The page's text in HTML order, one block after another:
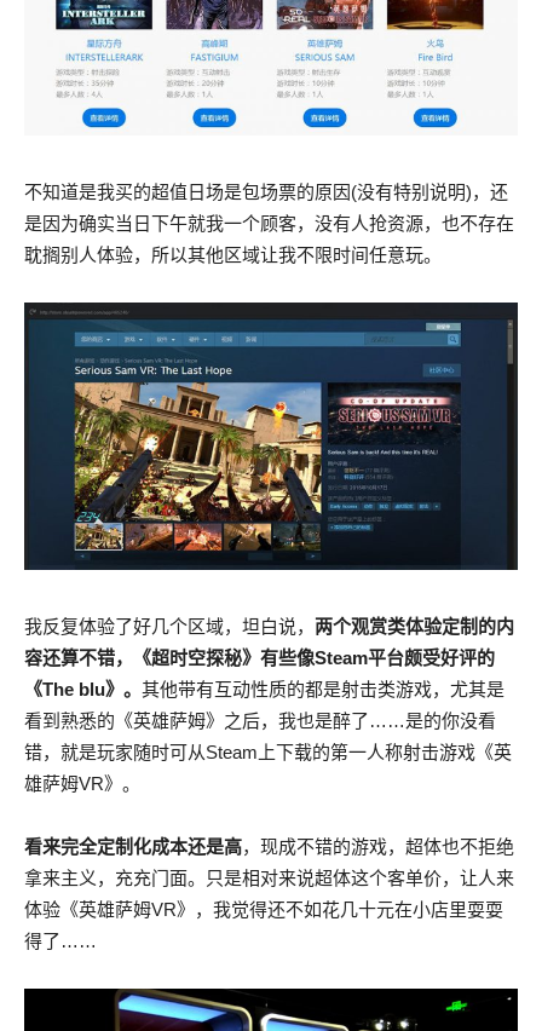
不知道是我买的超值日场是包场票的原因(没有特别说明)，还
是因为确实当日下午就我一个顾客，没有人抢资源，也不存在
耽搁别人体验，所以其他区域让我不限时间任意玩。
我反复体验了好几个区域，坦白说， 两个观赏类体验定制的内
容还算不错，《超时空探秘》有些像Steam平台颇受好评的
《The blu》。 其他带有互动性质的都是射击类游戏，尤其是
看到熟悉的《英雄萨姆》之后，我也是醉了……是的你没看
错，就是玩家随时可从Steam上下载的第一人称射击游戏《英
雄萨姆VR》。
看来完全定制化成本还是高，现成不错的游戏，超体也不拒绝
拿来主义，充充门面。只是相对来说超体这个客单价，让人来
体验《英雄萨姆VR》，我觉得还不如花几十元在小店里耍耍
得了……